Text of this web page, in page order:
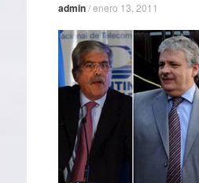
admin/enero 13, 2011